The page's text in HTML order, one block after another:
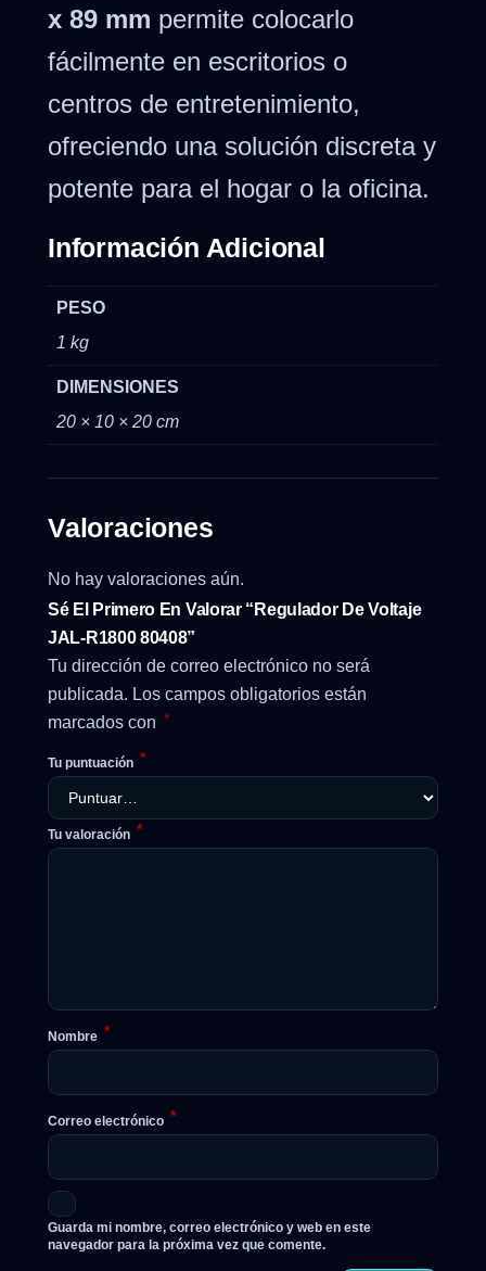
x 89 mm permite colocarlo
fácilmente en escritorios o
centros de entretenimiento,
ofreciendo una solución discreta y
potente para el hogar o la oficina.
Información Adicional
PESO
1 kg
DIMENSIONES
20 × 10 × 20 cm
Valoraciones
No hay valoraciones aún.
Sé El Primero En Valorar “Regulador De Voltaje
JAL-R1800 80408”
Tu dirección de correo electrónico no será
publicada. Los campos obligatorios están
marcados con *
Tu puntuación *
Tu valoración *
Nombre *
Correo electrónico *
Guarda mi nombre, correo electrónico y web en este
navegador para la próxima vez que comente.